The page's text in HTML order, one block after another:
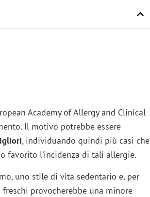
Academy of Allergy and Clinical
Il motivo potrebbe essere
, individuando quindi più casi che
favorito l’incidenza di tali allergie.
uno stile di vita sedentario e, per
provocherebbe una minore